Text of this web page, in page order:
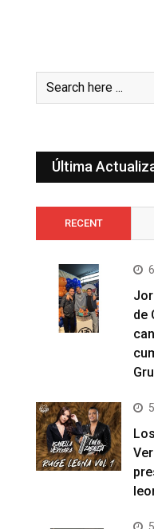
Última
RECENT
de